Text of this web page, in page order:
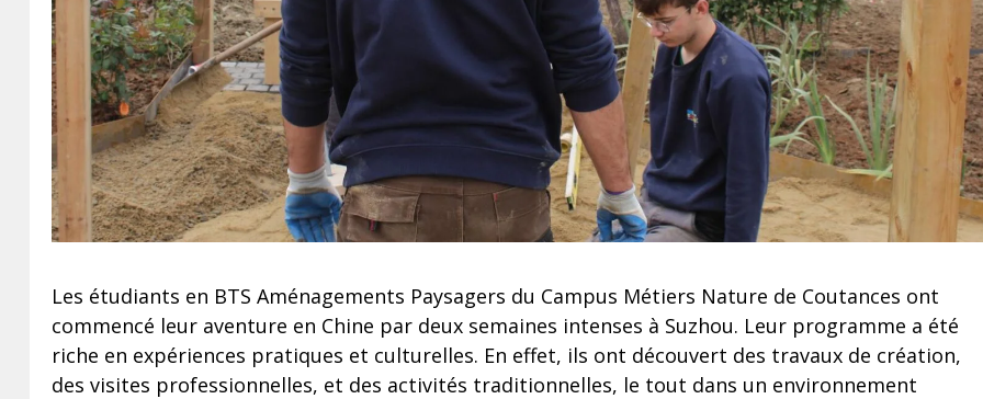
Les étudiants en BTS Aménagements Paysagers du Campus Métiers Nature de Coutances ont
commencé leur aventure en Chine par deux semaines intenses à Suzhou. Leur programme a été
riche en expériences pratiques et culturelles. En effet, ils ont découvert des travaux de création,
des visites professionnelles, et des activités traditionnelles, le tout dans un environnement